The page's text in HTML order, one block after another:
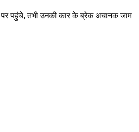
पर पहुंचे, तभी उनकी कार के ब्रेक अचानक जाम